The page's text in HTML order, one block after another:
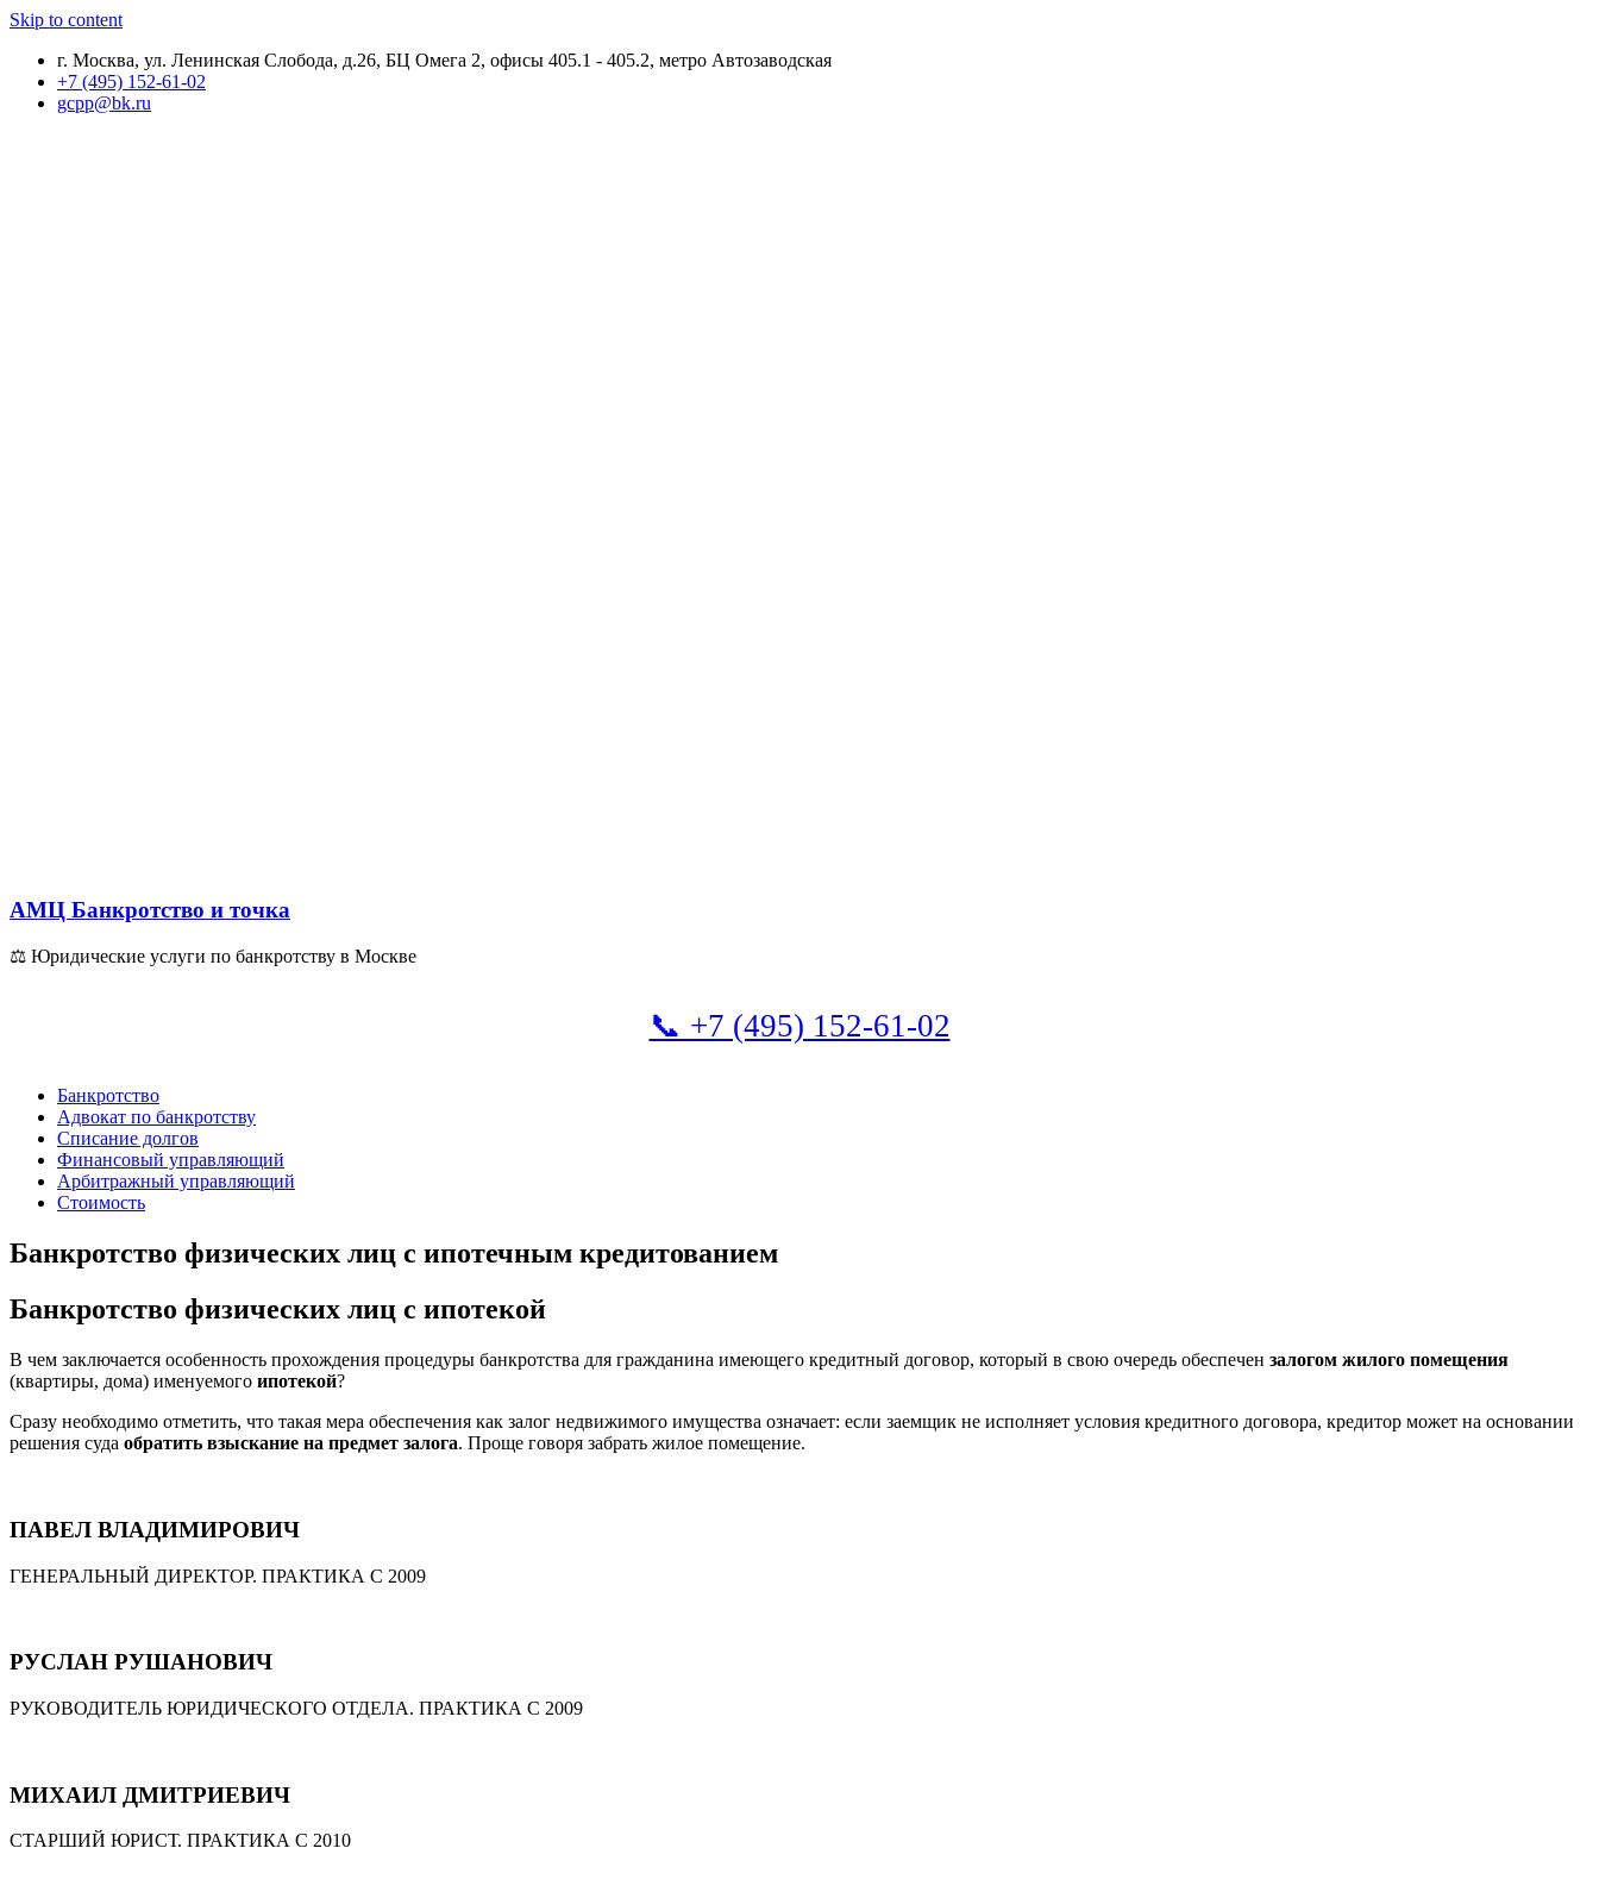
Skip to content
г. Москва, ул. Ленинская Слобода, д.26, БЦ Омега 2, офисы 405.1 - 405.2, метро Автозаводская
+7 (495) 152-61-02
gcpp@bk.ru
АМЦ Банкротство и точка
⚖ Юридические услуги по банкротству в Москве
📞 +7 (495) 152-61-02
Банкротство
Адвокат по банкротству
Списание долгов
Финансовый управляющий
Арбитражный управляющий
Стоимость
Банкротство физических лиц с ипотечным кредитованием
Банкротство физических лиц с ипотекой
В чем заключается особенность прохождения процедуры банкротства для гражданина имеющего кредитный договор, который в свою очередь обеспечен залогом жилого помещения
(квартиры, дома) именуемого ипотекой?
Сразу необходимо отметить, что такая мера обеспечения как залог недвижимого имущества означает: если заемщик не исполняет условия кредитного договора, кредитор может на основании
решения суда обратить взыскание на предмет залога. Проще говоря забрать жилое помещение.
ПАВЕЛ ВЛАДИМИРОВИЧ
ГЕНЕРАЛЬНЫЙ ДИРЕКТОР. ПРАКТИКА С 2009
РУСЛАН РУШАНОВИЧ
РУКОВОДИТЕЛЬ ЮРИДИЧЕСКОГО ОТДЕЛА. ПРАКТИКА С 2009
МИХАИЛ ДМИТРИЕВИЧ
СТАРШИЙ ЮРИСТ. ПРАКТИКА С 2010